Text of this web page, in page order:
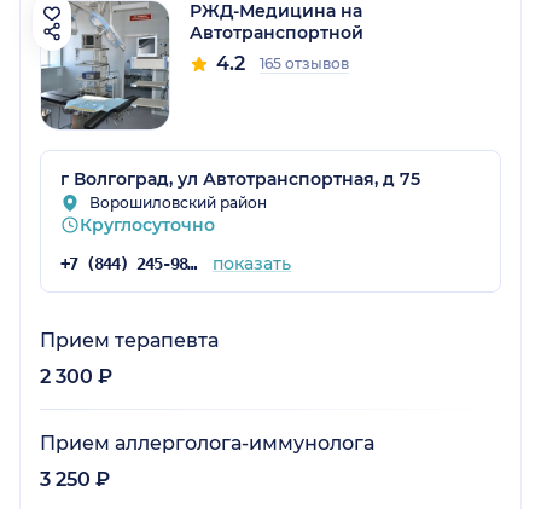
РЖД-Медицина на
Автотранспортной
4.2 165 отзывов
г Волгоград, ул Автотранспортная, д 75
Ворошиловский район
Круглосуточно
+7 (844) 245-98-54 показать
Прием терапевта
2 300 ₽
Прием аллерголога-иммунолога
3 250 ₽